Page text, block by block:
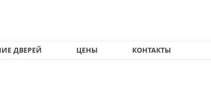
ДВЕРЕЙ ЦЕНЫ КОНТАКТЫ